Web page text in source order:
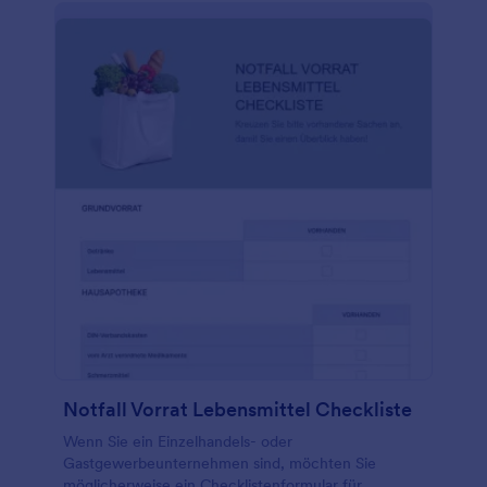
Wohnmobile hinzu! Mit der Jotform-App können Sie
Fotos aufnehmen, Formularvorlagen in PDFs
umwandeln und sogar Ihr eigenes Logo in die
Vorlage hochladen. Diese Vorlage für die Lkw-
Partner-Apps integrieren, so dass Sie die Antworten
darunter Google Drive, Dropbox, Box, Google
Sheets und viele mehr! Sie können die
eingereichten Formulare sogar mit einem Klick
ausdrucken oder im PDF-Format herunterladen,
wenn Sie fertig sind.
Notfall Vorrat Lebensmittel Checkliste
Wenn Sie ein Einzelhandels- oder
Gastgewerbeunternehmen sind, möchten Sie